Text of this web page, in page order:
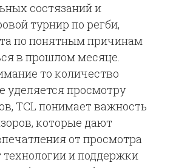
состязаний и
турнир по регби,
по понятным причинам
в прошлом месяце.
то количество
уделяется просмотру
TCL понимает важность
которые дают
от просмотра
технологии и поддержки